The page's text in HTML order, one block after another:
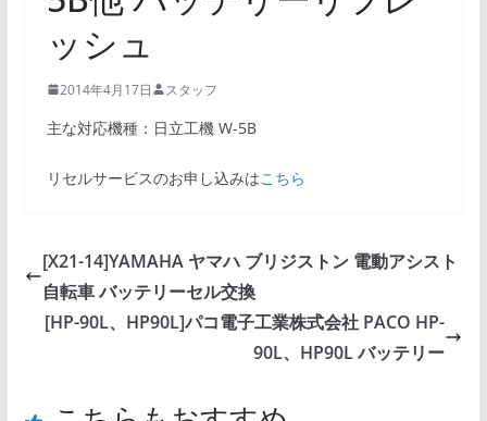
ッシュ
2014年4月17日 スタッフ
主な対応機種：日立工機 W-5B
リセルサービスのお申し込みはこちら
[X21-14]YAMAHA ヤマハ ブリジストン 電動アシスト
自転車 バッテリーセル交換
[HP-90L、HP90L]パコ電子工業株式会社 PACO HP-
90L、HP90L バッテリー